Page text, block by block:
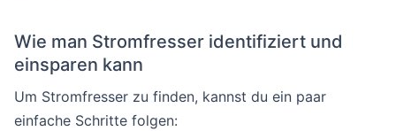
Wie man Stromfresser identifiziert und
einsparen kann
Um Stromfresser zu finden, kannst du ein paar
einfache Schritte folgen: